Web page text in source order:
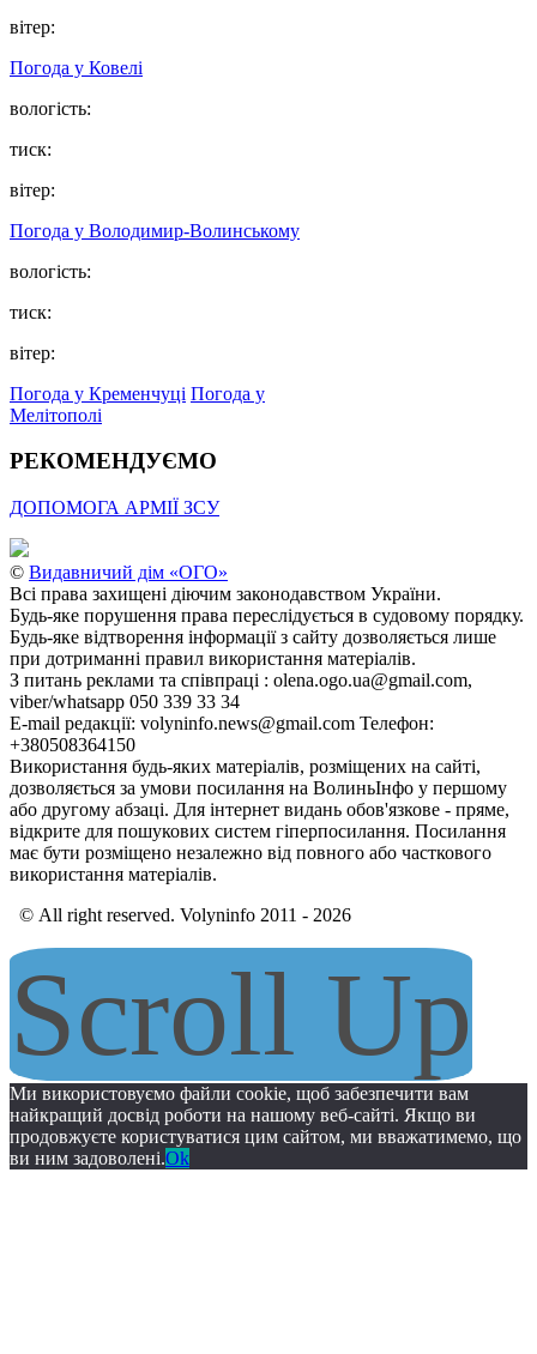
вітер:
Погода у Ковелі
вологість:
тиск:
вітер:
Погода у Володимир-Волинському
вологість:
тиск:
вітер:
Погода у Кременчуці Погода у
Мелітополі
РЕКОМЕНДУЄМО
ДОПОМОГА АРМІЇ ЗСУ
© Видавничий дім «ОГО»
Всі права захищені діючим законодавством України.
Будь-яке порушення права переслідується в судовому порядку.
Будь-яке відтворення інформації з сайту дозволяється лише
при дотриманні правил використання матеріалів.
З питань реклами та співпраці : olena.ogo.ua@gmail.com,
viber/whatsapp 050 339 33 34
E-mail редакції: volyninfo.news@gmail.com Телефон:
+380508364150
Використання будь-яких матеріалів, розміщених на сайті,
дозволяється за умови посилання на ВолиньІнфо у першому
або другому абзаці. Для інтернет видань обов'язкове - пряме,
відкрите для пошукових систем гіперпосилання. Посилання
має бути розміщено незалежно від повного або часткового
використання матеріалів.
© All right reserved. Volyninfo 2011 - 2026
Scroll Up
Ми використовуємо файли cookie, щоб забезпечити вам
найкращий досвід роботи на нашому веб-сайті. Якщо ви
продовжуєте користуватися цим сайтом, ми вважатимемо, що
ви ним задоволені.Ok